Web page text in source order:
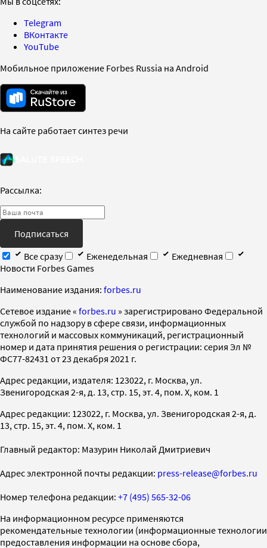
Telegram
ВКонтакте
YouTube
Мобильное приложение Forbes Russia на Android
На сайте работает синтез речи
Рассылка:
Подписаться
Все сразу
Еженедельная
Ежедневная
Новости Forbes Games
Наименование издания: forbes.ru
Cетевое издание « forbes.ru » зарегистрировано Федеральной
службой по надзору в сфере связи, информационных
технологий и массовых коммуникаций, регистрационный
номер и дата принятия решения о регистрации: серия Эл №
ФС77-82431 от 23 декабря 2021 г.
Адрес редакции, издателя: 123022, г. Москва, ул.
Звенигородская 2-я, д. 13, стр. 15, эт. 4, пом. X, ком. 1
Адрес редакции: 123022, г. Москва, ул. Звенигородская 2-я, д.
13, стр. 15, эт. 4, пом. X, ком. 1
Главный редактор: Мазурин Николай Дмитриевич
Адрес электронной почты редакции: press-release@forbes.ru
Номер телефона редакции: +7 (495) 565-32-06
На информационном ресурсе применяются
рекомендательные технологии (информационные технологии
предоставления информации на основе сбора,